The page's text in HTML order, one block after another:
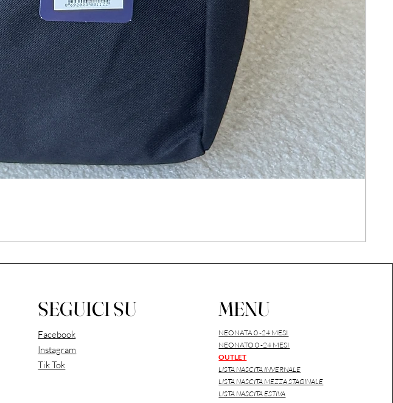
SEGUICI SU
Facebook
Instagram
Tik Tok
MENU
NEONATA 0 -24 MESI
NEONATO 0 -24 MESI
OUTLET
LISTA NASCITA INVERNALE
LISTA NASCITA MEZZA STAGINALE
LISTA NASCITA ESTIVA